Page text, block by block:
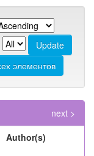
next >
Author(s)